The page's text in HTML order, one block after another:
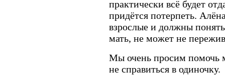
практически всё будет
придётся потерпеть.
взрослые и должны
мать, не может не
Мы очень просим помочь
не справиться в одиночку.